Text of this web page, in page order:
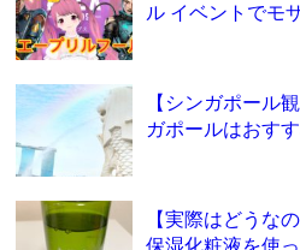
ル イベントでモ
【シンガポール
ガポールはおす
【実際はどうな
保湿化粧液を使